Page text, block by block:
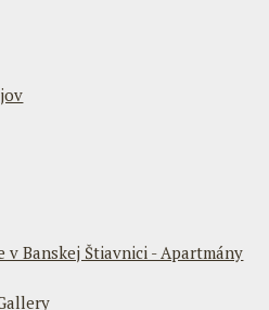
v Banskej Štiavnici - Apartmány